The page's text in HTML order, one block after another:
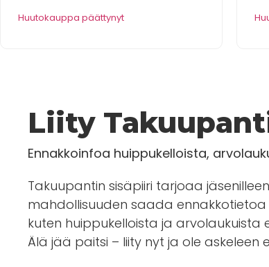
Huutokauppa päättynyt
Liity
Ennakkoinfoa huippukelloista,
Takuupantin sisäpiiri tarjoaa
mahdollisuuden saada
kuten huippukelloista ja arvolaukuista
Älä jää paitsi – liity nyt ja ole askeleen